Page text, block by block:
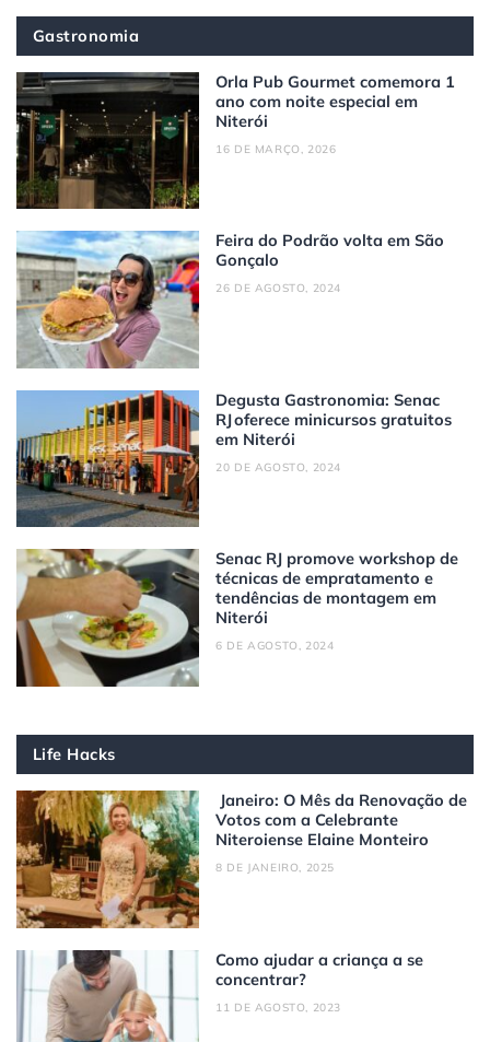
Gastronomia
Orla Pub Gourmet comemora 1
ano com noite especial em
Niterói
16 DE MARÇO, 2026
Feira do Podrão volta em São
Gonçalo
26 DE AGOSTO, 2024
Degusta Gastronomia: Senac
RJ oferece minicursos gratuitos
em Niterói
20 DE AGOSTO, 2024
Senac RJ promove workshop de
técnicas de empratamento e
tendências de montagem em
Niterói
6 DE AGOSTO, 2024
Life Hacks
Janeiro: O Mês da Renovação de
Votos com a Celebrante
Niteroiense Elaine Monteiro
8 DE JANEIRO, 2025
Como ajudar a criança a se
concentrar?
11 DE AGOSTO, 2023